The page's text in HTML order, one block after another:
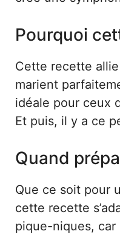
Pourquoi
Cette recette
marient
idéale pour ceux
Et puis, il y a ce
Quand
Que ce soit pour
cette recette
pique-niques, car